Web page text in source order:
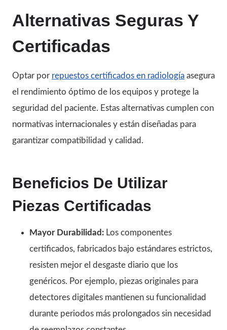
Alternativas Seguras Y
Certificadas
Optar por repuestos certificados en radiología asegura
el rendimiento óptimo de los equipos y protege la
seguridad del paciente. Estas alternativas cumplen con
normativas internacionales y están diseñadas para
garantizar compatibilidad y calidad.
Beneficios De Utilizar
Piezas Certificadas
Mayor Durabilidad: Los componentes
certificados, fabricados bajo estándares estrictos,
resisten mejor el desgaste diario que los
genéricos. Por ejemplo, piezas originales para
detectores digitales mantienen su funcionalidad
durante periodos más prolongados sin necesidad